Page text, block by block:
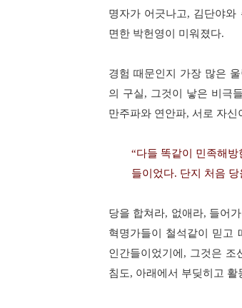
명자가 어긋나고, 김단야와
면한 박헌영이 미워졌다.
경험 때문인지 가장 많은
의 구실, 그것이 낳은 비극
만주파와 연안파, 서로 자신
“다들 똑같이 민족해
들이었다. 단지 처음
당을 합쳐라, 없애라, 들어
혁명가들이 철석같이 믿고
인간들이었기에 , 그것은 조
침도, 아래에서 부딪히고